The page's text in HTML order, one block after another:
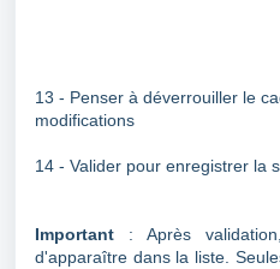
13 - Penser à déverrouiller le
modifications
14 - Valider pour enregistrer la
Important : Après
d'apparaître dans la liste.